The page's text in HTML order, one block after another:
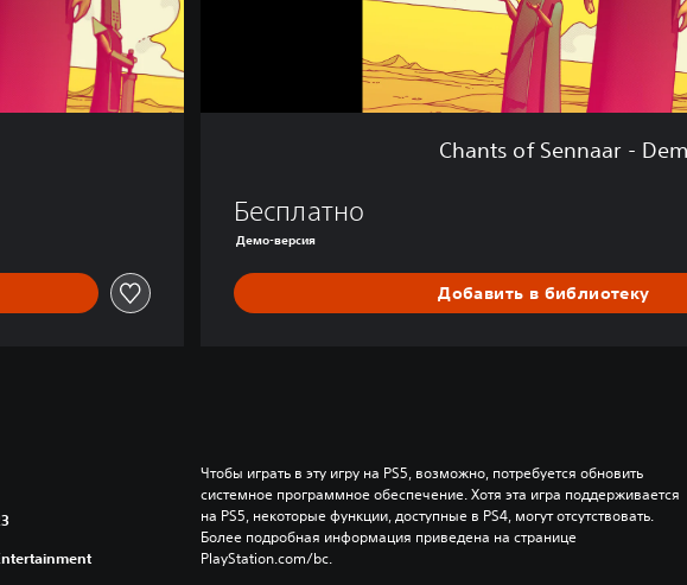
D
Chants of Sennaar -
Бесплатно
Демо-версия
Добавить в библиотеку
Чтобы играть в эту игру на PS5, возможно, потребуется обновить
системное программное обеспечение. Хотя эта игра поддерживается
на PS5, некоторые функции, доступные в PS4, могут отсутствовать.
Более подробная информация приведена на странице
PlayStation.com/bc.